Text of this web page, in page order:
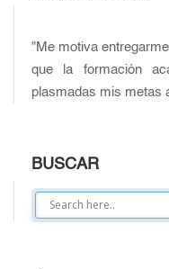
"Me motiva
que la formación
plasmadas mis metas
BUSCAR